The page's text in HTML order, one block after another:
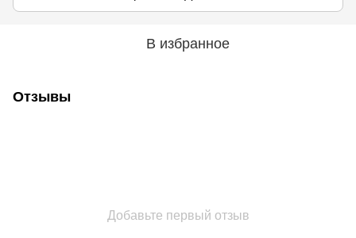
В избранное
Отзывы
Добавьте первый отзыв